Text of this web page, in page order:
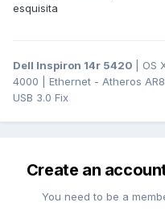
esquisita
Dell Inspiron 14r 5420
| OS
4000 | Ethernet - Atheros
USB 3.0 Fix
Create an
You need to be a